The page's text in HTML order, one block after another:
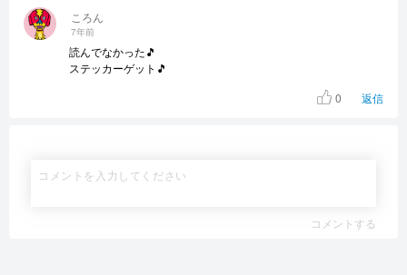
ころん
7年前
読んでなかった🎵
ステッカーゲット🎵
0
返信
コメントする